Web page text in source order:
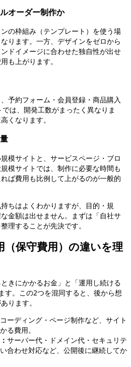
オーダー制作か
の枠組み（テンプレート）を使う場
ります。一方、デザインをゼロから
ドイメージに合わせた独自性が出せ
も上がります。
予約フォーム・会員登録・商品購入
では、開発工数がまったく異なりま
くなります。
模サイトと、サービスページ・ブロ
模サイトでは、制作に必要な時間も
ば費用も比例して上がるのが一般的
ちはよくわかりますが、目的・規
金額は出せません。まずは「自社サ
理することが先決です。
（保守費用）の違いを理
きにかかるお金」と「運用し続ける
す。この2つを混同すると、後から想
ります。
ーディング・ページ制作など、サイト
る費用。
サーバー代・ドメイン代・セキュリテ
合わせ対応など、公開後に継続してか